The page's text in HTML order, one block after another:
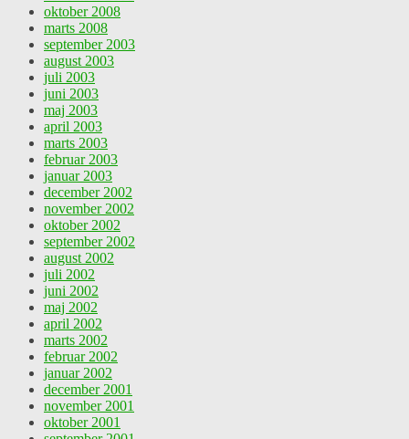
oktober 2008
marts 2008
september 2003
august 2003
juli 2003
juni 2003
maj 2003
april 2003
marts 2003
februar 2003
januar 2003
december 2002
november 2002
oktober 2002
september 2002
august 2002
juli 2002
juni 2002
maj 2002
april 2002
marts 2002
februar 2002
januar 2002
december 2001
november 2001
oktober 2001